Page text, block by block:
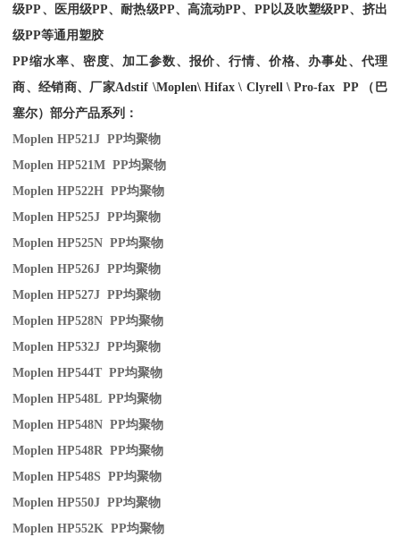
级PP、医用级PP、耐热级PP、高流动PP、PP以及吹塑级PP、挤出
级PP等通用塑胶
PP缩水率、密度、加工参数、报价、行情、价格、办事处、代理
商、经销商、厂家Adstif \Moplen\ Hifax \ Clyrell \ Pro-fax PP （巴
塞尔）部分产品系列：
Moplen HP521J PP均聚物
Moplen HP521M PP均聚物
Moplen HP522H PP均聚物
Moplen HP525J PP均聚物
Moplen HP525N PP均聚物
Moplen HP526J PP均聚物
Moplen HP527J PP均聚物
Moplen HP528N PP均聚物
Moplen HP532J PP均聚物
Moplen HP544T PP均聚物
Moplen HP548L PP均聚物
Moplen HP548N PP均聚物
Moplen HP548R PP均聚物
Moplen HP548S PP均聚物
Moplen HP550J PP均聚物
Moplen HP552K PP均聚物